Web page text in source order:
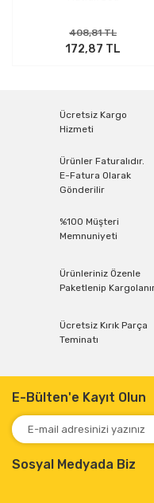
408,81 TL
172,87 TL
Ücretsiz Kargo
Hizmeti
Ürünler Faturalıdır.
E-Fatura Olarak
Gönderilir
%100 Müşteri
Memnuniyeti
Ürünleriniz Özenle
Paketlenip
Ücretsiz Kırık Parça
Teminatı
E-Bülten'e Kayıt Olun
Sosyal Medyada Biz